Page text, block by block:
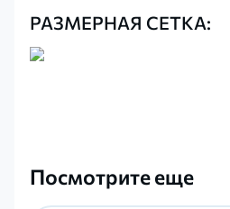
РАЗМЕРНАЯ СЕТКА:
Посмотрите еще